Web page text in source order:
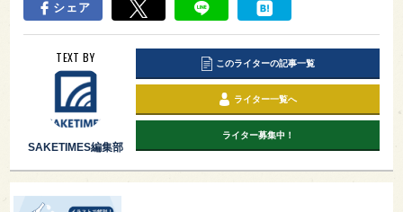
シェア
TEXT BY
SAKETIMES編集部
このライターの記事一覧
ライター一覧へ
ライター募集中！